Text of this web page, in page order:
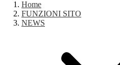
Home
FUNZIONI SITO
NEWS